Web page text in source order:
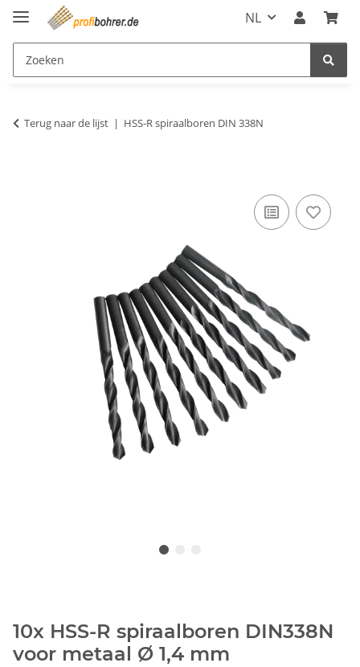
NL
Terug naar de lijst HSS-R spiraalboren DIN 338N
10x HSS-R spiraalboren DIN338N
voor metaal Ø 1,4 mm